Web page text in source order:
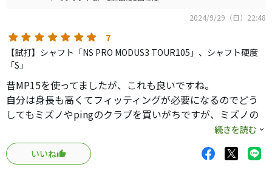
2024/9/29（日）22:48
7
【試打】シャフト「NS PRO MODUS3 TOUR105」、シャフト硬度
「S」
昔MP15を使ってましたが、これも良いですね。
自分は身長も高くてフィッティングが必要になるのでどう
してもミズノやpingのクラブを買いがちですが、ミズノの
グリップまでフィッティングしてのお値段なので決して高
くもないですし。
続きを読む
いいね